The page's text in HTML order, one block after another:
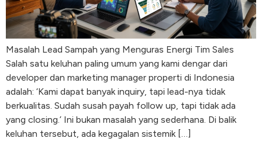
Masalah Lead Sampah yang Menguras Energi Tim Sales
Salah satu keluhan paling umum yang kami dengar dari
developer dan marketing manager properti di Indonesia
adalah: ‘Kami dapat banyak inquiry, tapi lead-nya tidak
berkualitas. Sudah susah payah follow up, tapi tidak ada
yang closing.’ Ini bukan masalah yang sederhana. Di balik
keluhan tersebut, ada kegagalan sistemik […]